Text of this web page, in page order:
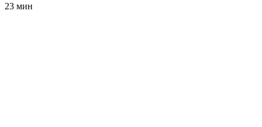
23 мин